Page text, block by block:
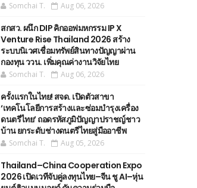
Somchai T. Aug 06, 2026
สกสว. ผนึก DIP คิกออฟมหกรรม IP X
Venture Rise Thailand 2026 สร้าง
ระบบนิเวศเชื่อมทรัพย์สินทางปัญญาผ่าน
กองทุน ววน. เพิ่มคุณค่างานวิจัยไทย
Somchai T. Aug 06, 2026
ครั้งแรกในไทย! สจด. เปิดตัวสาขา
‘เทคโนโลยีการสร้างและซ่อมบำรุงเครื่อง
ดนตรีไทย’ ​ถอดรหัสภูมิปัญญาปราชญ์ชาว
บ้าน ยกระดับช่างดนตรีไทยสู่มืออาชีพ
Somchai T. Aug 05, 2026
Thailand–China Cooperation Expo
2026 เปิดเวทีจับคู่ลงทุนไทย–จีน ชู AI–หุ่น